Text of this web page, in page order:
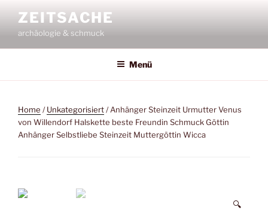
Inhalt
springen
ZEITSACHE
archäologie & schmuck
Menü
Home /Unkategorisiert/ Anhänger Steinzeit Urmutter Venus
von Willendorf Halskette beste Freundin Schmuck Göttin
Anhänger Selbstliebe Steinzeit Muttergöttin Wicca
🔍